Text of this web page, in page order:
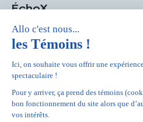
ÉchoX
Recevez notre magazine
nouvelles sur les domaines de
ADRESSE COURRIEL